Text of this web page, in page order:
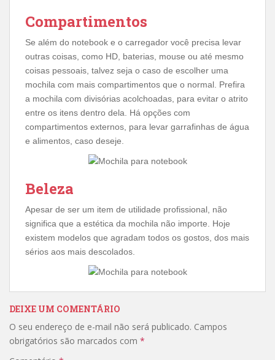
Compartimentos
Se além do notebook e o carregador você precisa levar
outras coisas, como HD, baterias, mouse ou até mesmo
coisas pessoais, talvez seja o caso de escolher uma
mochila com mais compartimentos que o normal. Prefira
a mochila com divisórias acolchoadas, para evitar o atrito
entre os itens dentro dela. Há opções com
compartimentos externos, para levar garrafinhas de água
e alimentos, caso deseje.
Beleza
Apesar de ser um item de utilidade profissional, não
significa que a estética da mochila não importe. Hoje
existem modelos que agradam todos os gostos, dos mais
sérios aos mais descolados.
DEIXE UM COMENTÁRIO
O seu endereço de e-mail não será publicado. Campos
obrigatórios são marcados com *